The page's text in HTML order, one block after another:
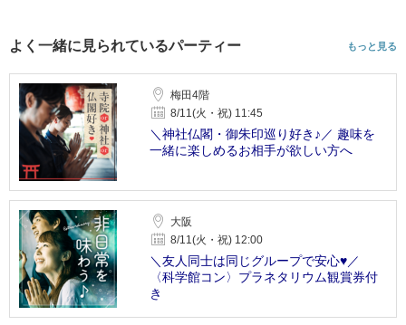
よく一緒に見られているパーティー もっと見る
梅田4階
8/11(火・祝) 11:45
＼神社仏閣・御朱印巡り好き♪／ 趣味を
一緒に楽しめるお相手が欲しい方へ
大阪
8/11(火・祝) 12:00
＼友人同士は同じグループで安心♥／
〈科学館コン〉プラネタリウム観賞券付
き